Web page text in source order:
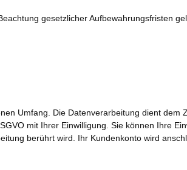
gesetzlicher Aufbewahrungsfristen
Umfang. Die Datenverarbeitung dient dem
mit Ihrer Einwilligung. Sie können Ihre
berührt wird. Ihr Kundenkonto wird